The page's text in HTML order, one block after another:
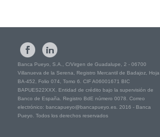
Banca Pueyo, S.A., C/Virgen de Guadalupe, 2 - 06700
Villanueva de la Serena, Registro Mercantil de Badajoz, Hoja
BA-452, Folio 074, Tomo 6. CIF A06001671 BIC
BAPUES22XXX. Entidad de crédito bajo la supervisión de
Banco de España. Registro BdE número 0078. Correo
electrónico: bancapueyo@bancapueyo.es. 2016 - Banca
Pueyo. Todos los derechos reservados